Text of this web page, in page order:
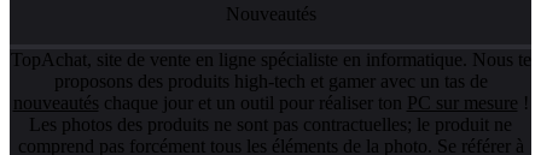
Nouveautés
TopAchat, site de vente en ligne spécialiste en informatique. Nous te
proposons des produits high-tech et gamer avec un tas de
nouveautés chaque jour et un outil pour réaliser ton PC sur mesure !
Les photos des produits ne sont pas contractuelles; le produit ne
comprend pas forcément tous les éléments de la photo. Se référer à